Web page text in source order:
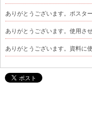
ありがとうございます。ポスタ
ありがとうございます。使用さ
ありがとうございます。資料に使